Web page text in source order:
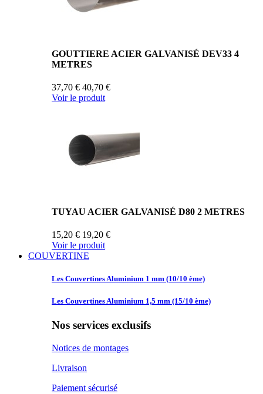
GOUTTIERE ACIER GALVANISÉ DEV33 4
METRES
37,70 € 40,70 €
Voir le produit
TUYAU ACIER GALVANISÉ D80 2 METRES
15,20 € 19,20 €
Voir le produit
COUVERTINE
Les CouvertinesAluminium 1 mm (10/10 ème)
Les CouvertinesAluminium 1,5 mm (15/10 ème)
Nos services exclusifs
Notices de montages
Livraison
Paiement sécurisé